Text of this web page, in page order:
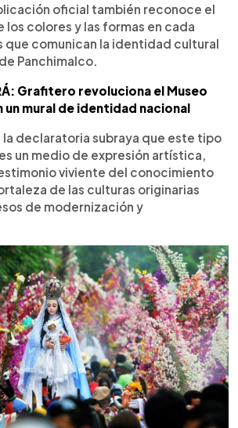
oficial también reconoce el
los colores y las formas en cada
comunican la identidad cultural
Panchimalco.
Grafitero revoluciona el Museo
un mural de identidad nacional
la declaratoria subraya que este tipo
un medio de expresión artística,
viviente del conocimiento
de las culturas originarias
de modernización y